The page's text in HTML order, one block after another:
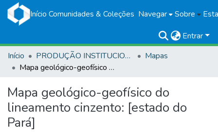
Início Comunidades & Coleções Navegar Sobre
Entrar
Início
PRODUÇÃO INSTITUCIONAL
Mapas
Mapa geológico-geofísico do lineamento cinzento: [estado do Pará]
Mapa geológico-geofísico do
lineamento cinzento: [estado do
Pará]